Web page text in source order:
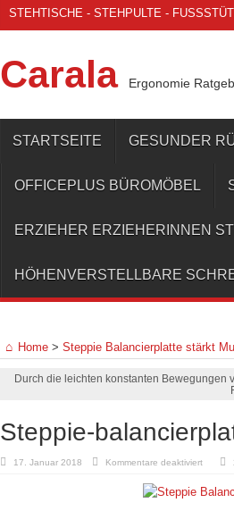
STEHTISCHE - STEHPULTE -
Carala Ergonomie
STARTSEITE GESUNDER
OFFICEPLUS BÜROMÖBEL
ERZIEHER ERZIEHERINNEN
HÖHENVERSTELLBARE
Home> Steppie Balancierplatte stärkt
Durch die leichten konstanten Bewegungen
Steppie-
17. Januar 2018 Kommentare deaktiviertfür